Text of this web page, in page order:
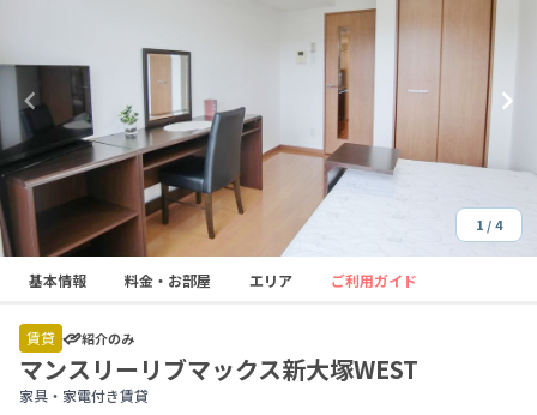
Item
1 / 4
基本情報 料金・お部屋 エリア ご利用ガイド
賃貸 紹介のみ
マンスリーリブマックス新大塚WEST
家具・家電付き賃貸